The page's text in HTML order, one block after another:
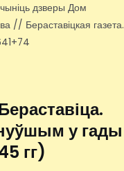
дзверы Дом
// Бераставіцкая газета.
у гады
гг)